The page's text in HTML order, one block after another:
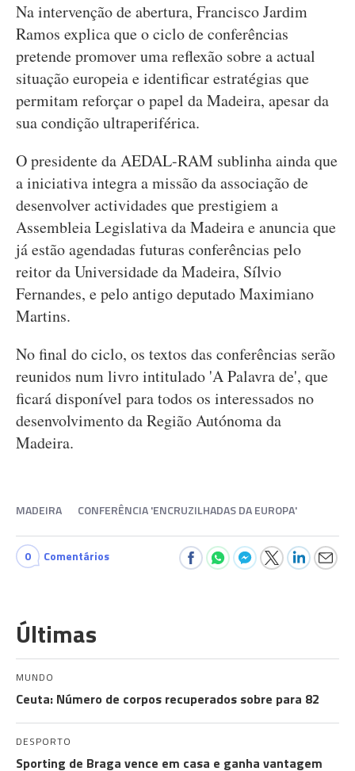
Na intervenção de abertura, Francisco Jardim
Ramos explica que o ciclo de conferências
pretende promover uma reflexão sobre a actual
situação europeia e identificar estratégias que
permitam reforçar o papel da Madeira, apesar da
sua condição ultraperiférica.
O presidente da AEDAL-RAM sublinha ainda que
a iniciativa integra a missão da associação de
desenvolver actividades que prestigiem a
Assembleia Legislativa da Madeira e anuncia que
já estão agendadas futuras conferências pelo
reitor da Universidade da Madeira, Sílvio
Fernandes, e pelo antigo deputado Maximiano
Martins.
No final do ciclo, os textos das conferências serão
reunidos num livro intitulado 'A Palavra de', que
ficará disponível para todos os interessados no
desenvolvimento da Região Autónoma da
Madeira.
MADEIRA CONFERÊNCIA 'ENCRUZILHADAS DA EUROPA'
0 Comentários
Últimas
MUNDO
Ceuta: Número de corpos recuperados sobre para 82
DESPORTO
Sporting de Braga vence em casa e ganha vantagem